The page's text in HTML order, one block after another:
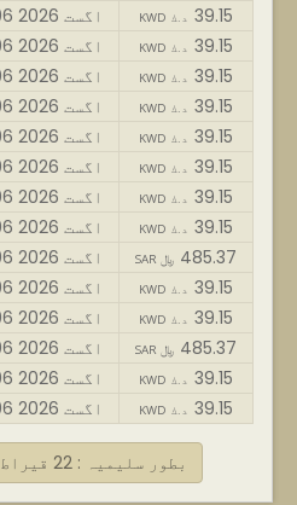
06 اگست 2026 KWD د.ك 39.15
06 اگست 2026 KWD د.ك 39.15
06 اگست 2026 KWD د.ك 39.15
06 اگست 2026 KWD د.ك 39.15
06 اگست 2026 KWD د.ك 39.15
06 اگست 2026 KWD د.ك 39.15
06 اگست 2026 KWD د.ك 39.15
06 اگست 2026 KWD د.ك 39.15
06 اگست 2026 SAR ﷼ 485.37
06 اگست 2026 KWD د.ك 39.15
06 اگست 2026 KWD د.ك 39.15
06 اگست 2026 SAR ﷼ 485.37
06 اگست 2026 KWD د.ك 39.15
06 اگست 2026 KWD د.ك 39.15
بطور سلیمیہ : 22 قیراط سونے کی قیمت